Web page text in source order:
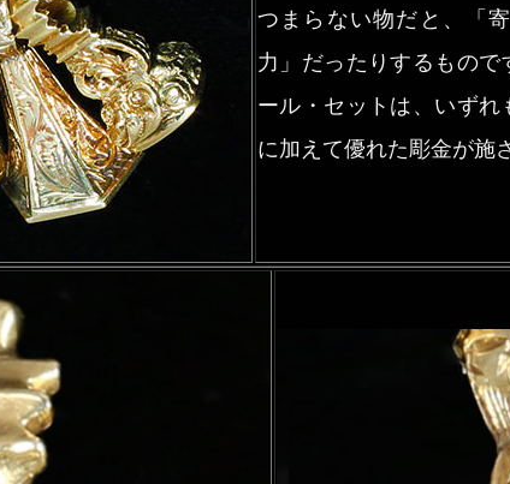
つまらない物だと、「
力」だったりするもの
ール・セットは、いず
に加えて優れた彫金が施